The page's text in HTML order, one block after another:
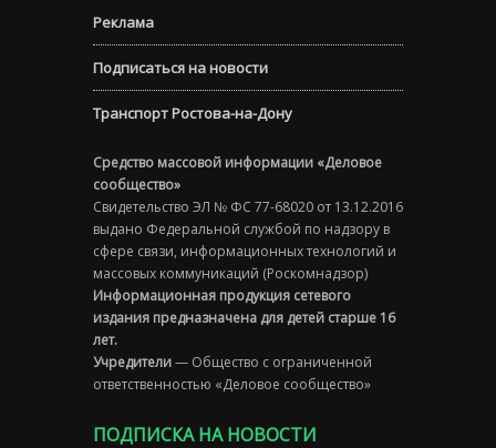
Реклама
Подписаться на новости
Транспорт Ростова-на-Дону
Средство массовой информации «Деловое
сообщество»
Свидетельство ЭЛ № ФС 77-68020 от 13.12.2016
выдано Федеральной службой по надзору в
сфере связи, информационных технологий и
массовых коммуникаций (Роскомнадзор)
Информационная продукция сетевого
издания предназначена для детей старше 16
лет.
Учредители— Общество с ограниченной
ответственностью «Деловое сообщество»
ПОДПИСКА НА НОВОСТИ